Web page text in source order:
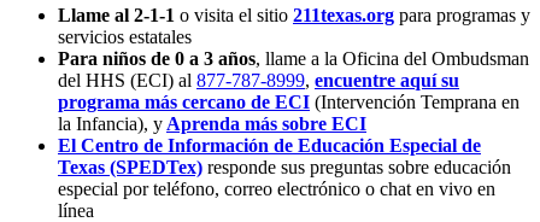
Llame al 2-1-1 o visita el sitio 211texas.org para programas y
servicios estatales
Para niños de 0 a 3 años, llame a la Oficina del Ombudsman
del HHS (ECI) al 877-787-8999, encuentre aquí su
programa más cercano de ECI (Intervención Temprana en
la Infancia), y Aprenda más sobre ECI
El Centro de Información de Educación Especial de
Texas (SPEDTex) responde sus preguntas sobre educación
especial por teléfono, correo electrónico o chat en vivo en
línea